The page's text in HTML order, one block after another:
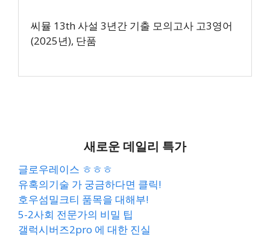
씨뮬 13th 사설 3년간 기출 모의고사 고3영어
(2025년), 단품
새로운 데일리 특가
글로우레이스 ㅎㅎㅎ
유혹의기술 가 궁금하다면 클릭!
호우섬밀크티 품목을 대해부!
5-2사회 전문가의 비밀 팁
갤럭시버즈2pro 에 대한 진실